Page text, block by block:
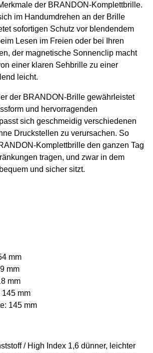
der BRANDON-Komplettbrille.
im Handumdrehen an der Brille
sofortigen Schutz vor blendendem
Lesen im Freien oder bei Ihren
der magnetische Sonnenclip macht
einer klaren Sehbrille zu einer
leicht.
der BRANDON-Brille gewährleistet
und hervorragenden
sich geschmeidig verschiedenen
Druckstellen zu verursachen. So
Komplettbrille den ganzen Tag
tragen, und zwar in dem
und sicher sitzt.
mm
mm
mm
145 mm
145 mm
/ High Index 1,6 dünner, leichter